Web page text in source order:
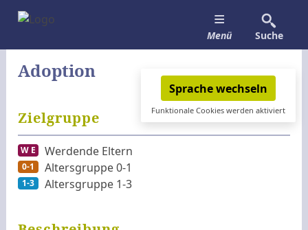
Sprache wechseln
Funktionale Cookies werden aktiviert
Home
InfosFamilienhebammendienst
BABYFON
Kurzinfos und Kontakte
Downloads
Bestellservice
Aktuelles
Angebote
Werdende Eltern
Altersgruppe 0-1
Altersgruppe 1-3
Netzwerk
Kontakt
Suche
Menü
Adoption
Zielgruppe
W E Werdende Eltern
0-1 Altersgruppe 0-1
1-3 Altersgruppe 1-3